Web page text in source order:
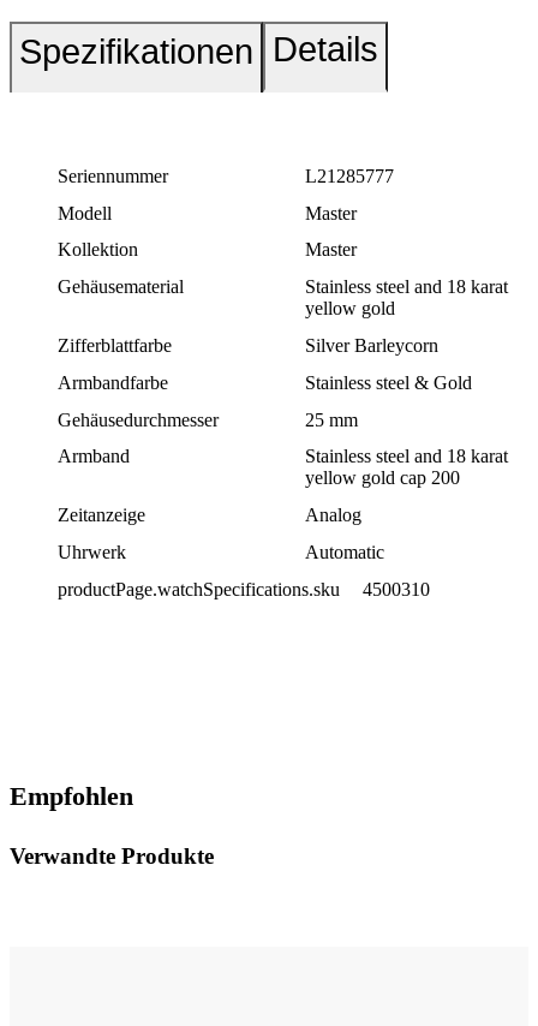
Spezifikationen Details
Seriennummer
L21285777
Modell
Master
Kollektion
Master
Gehäusematerial
Stainless steel and 18 karat
yellow gold
Zifferblattfarbe
Silver Barleycorn
Armbandfarbe
Stainless steel & Gold
Gehäusedurchmesser
25 mm
Armband
Stainless steel and 18 karat
yellow gold cap 200
Zeitanzeige
Analog
Uhrwerk
Automatic
productPage.watchSpecifications.sku
4500310
Empfohlen
Verwandte Produkte